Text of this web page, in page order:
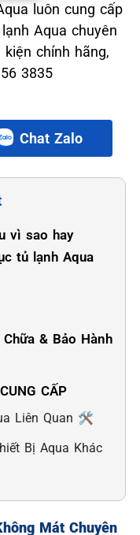
luôn cung cấp
Aqua chuyên
chính hãng,
3835
Chat Zalo
vì sao hay
tủ lạnh Aqua
& Bảo Hành
CẤP
Liên Quan 🛠️
Bị Aqua Khác
Mát Chuyên